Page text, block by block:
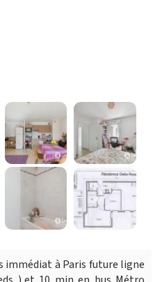
immédiat à Paris future ligne